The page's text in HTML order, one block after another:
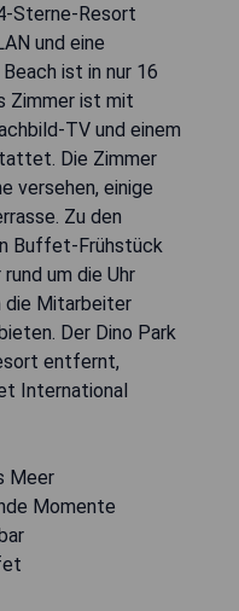
Sterne-Resort
und eine
ist in nur 16
Zimmer ist mit
TV und einem
Die Zimmer
versehen, einige
Zu den
Buffet-Frühstück
um die Uhr
Mitarbeiter
Der Dino Park
entfernt,
International
Meer
Momente